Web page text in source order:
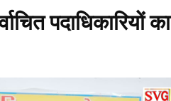
पदाधिकारियों का